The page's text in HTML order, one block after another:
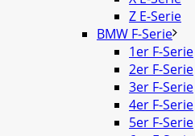
Z E-Serie
BMW F-Serie
1er F-Serie
2er F-Serie
3er F-Serie
4er F-Serie
5er F-Serie